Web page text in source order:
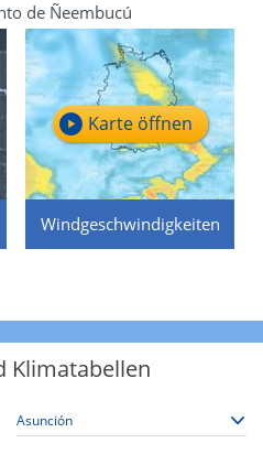
de Ñeembucú
Windgeschwindigkeiten
Karte öffnen
Klimatabellen